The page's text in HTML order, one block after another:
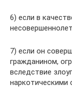
6) если в
7) если он
гражданином,
вследствие
наркотическими